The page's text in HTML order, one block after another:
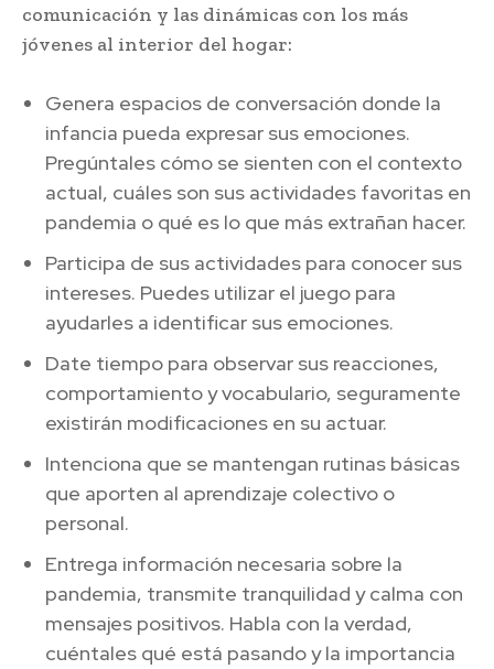
comunicación y las dinámicas con los más
jóvenes al interior del hogar:
Genera espacios de conversación donde la
infancia pueda expresar sus emociones.
Pregúntales cómo se sienten con el contexto
actual, cuáles son sus actividades favoritas en
pandemia o qué es lo que más extrañan hacer.
Participa de sus actividades para conocer sus
intereses. Puedes utilizar el juego para
ayudarles a identificar sus emociones.
Date tiempo para observar sus reacciones,
comportamiento y vocabulario, seguramente
existirán modificaciones en su actuar.
Intenciona que se mantengan rutinas básicas
que aporten al aprendizaje colectivo o
personal.
Entrega información necesaria sobre la
pandemia, transmite tranquilidad y calma con
mensajes positivos. Habla con la verdad,
cuéntales qué está pasando y la importancia